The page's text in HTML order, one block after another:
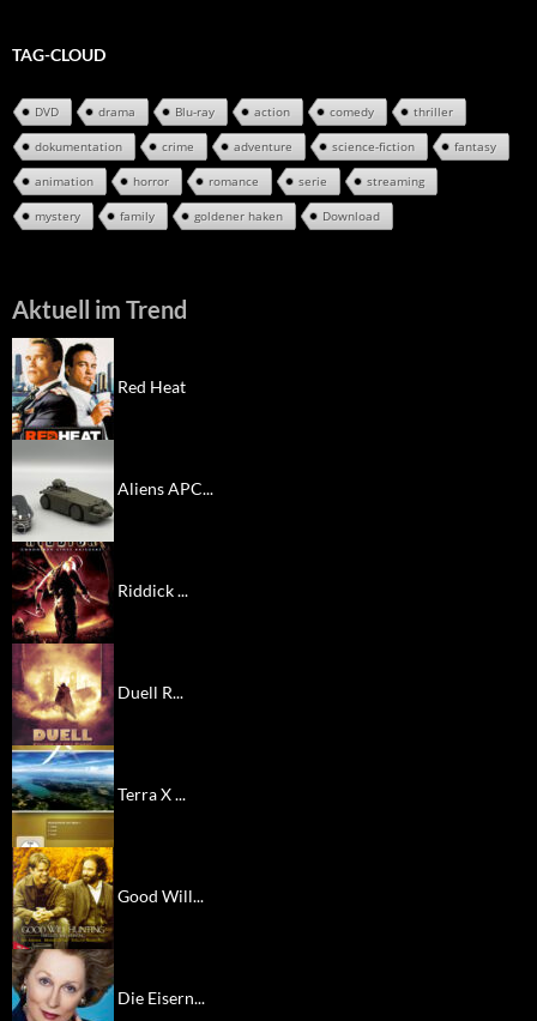
TAG-CLOUD
DVD drama Blu-ray action comedy thriller
dokumentation crime adventure science-fiction fantasy
animation horror romance serie streaming
mystery family goldener haken Download
Aktuell im Trend
Red Heat
Aliens APC...
Riddick ...
Duell R...
Terra X ...
Good Will...
Die Eisern...